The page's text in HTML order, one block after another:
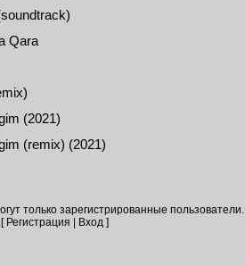
Qara
(2021)
(remix) (2021)
только зарегистрированные пользователи.
[ Регистрация Вход]